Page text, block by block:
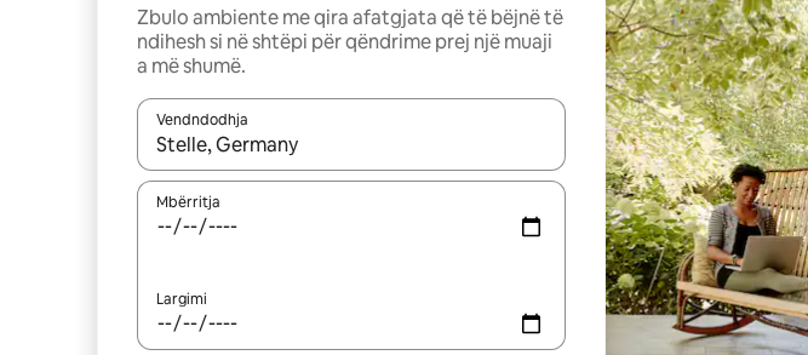
Zbulo ambiente me qira afatgjata që të bëjnë të
ndihesh si në shtëpi për qëndrime prej një muaji
a më shumë.
Vendndodhja
Kur rezultatet të jenë të disponueshme, lëviz me butonat e shigjetave lart e poshtë
Mbërritja
Largimi